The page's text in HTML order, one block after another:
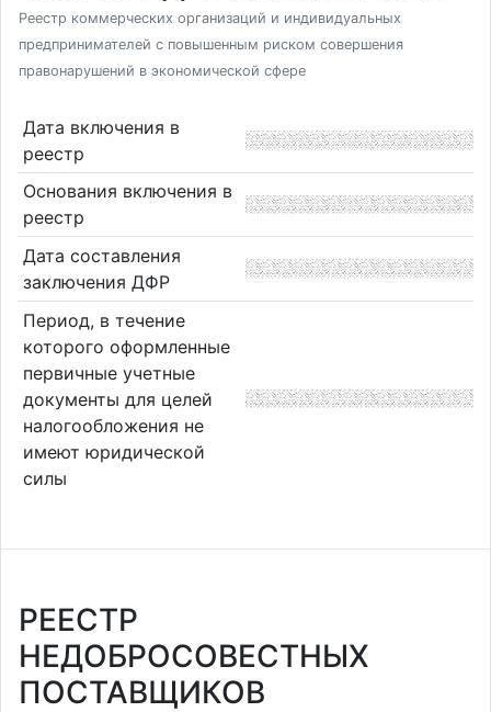
Реестр коммерческих организаций и индивидуальных
предпринимателей с повышенным риском совершения
правонарушений в экономической сфере
Дата включения в
реестр
Основания включения в
реестр
Дата составления
заключения ДФР
Период, в течение
которого оформленные
первичные учетные
документы для целей
налогообложения не
имеют юридической
силы
РЕЕСТР
НЕДОБРОСОВЕСТНЫХ
ПОСТАВЩИКОВ